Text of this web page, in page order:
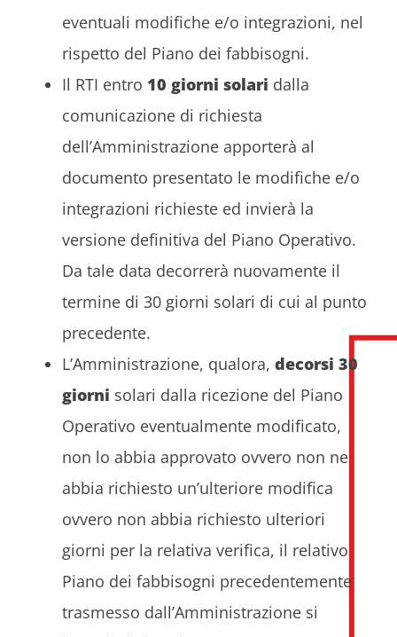
eventuali modifiche e/o integrazioni, nel
rispetto del Piano dei fabbisogni.
Il RTI entro 10 giorni solari dalla
comunicazione di richiesta
dell’Amministrazione apporterà al
documento presentato le modifiche e/o
integrazioni richieste ed invierà la
versione definitiva del Piano Operativo.
Da tale data decorrerà nuovamente il
termine di 30 giorni solari di cui al punto
precedente.
L’Amministrazione, qualora, decorsi 30
giorni solari dalla ricezione del Piano
Operativo eventualmente modificato,
non lo abbia approvato ovvero non ne
abbia richiesto un’ulteriore modifica
ovvero non abbia richiesto ulteriori
giorni per la relativa verifica, il relativo
Piano dei fabbisogni precedentemente
trasmesso dall’Amministrazione si